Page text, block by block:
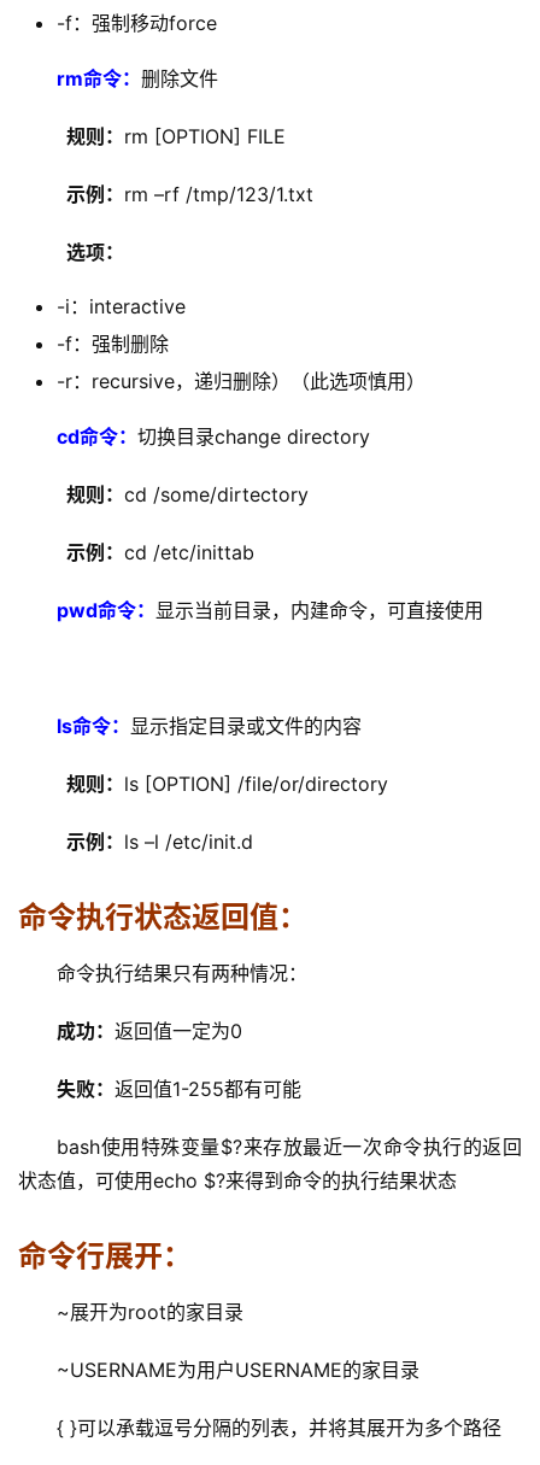
-f：强制移动force
rm命令： 删除文件
规则： rm [OPTION] FILE
示例： rm –rf /tmp/123/1.txt
选项：
-i：interactive
-f：强制删除
-r：recursive，递归删除）（此选项慎用）
cd命令： 切换目录change directory
规则： cd /some/dirtectory
示例： cd /etc/inittab
pwd命令： 显示当前目录，内建命令，可直接使用
ls命令： 显示指定目录或文件的内容
规则： ls [OPTION] /file/or/directory
示例： ls –l /etc/init.d
命令执行状态返回值：
命令执行结果只有两种情况：
成功： 返回值一定为0
失败： 返回值1-255都有可能
bash使用特殊变量$?来存放最近一次命令执行的返回
状态值，可使用echo $?来得到命令的执行结果状态
命令行展开：
~展开为root的家目录
~USERNAME为用户USERNAME的家目录
{ }可以承载逗号分隔的列表，并将其展开为多个路径